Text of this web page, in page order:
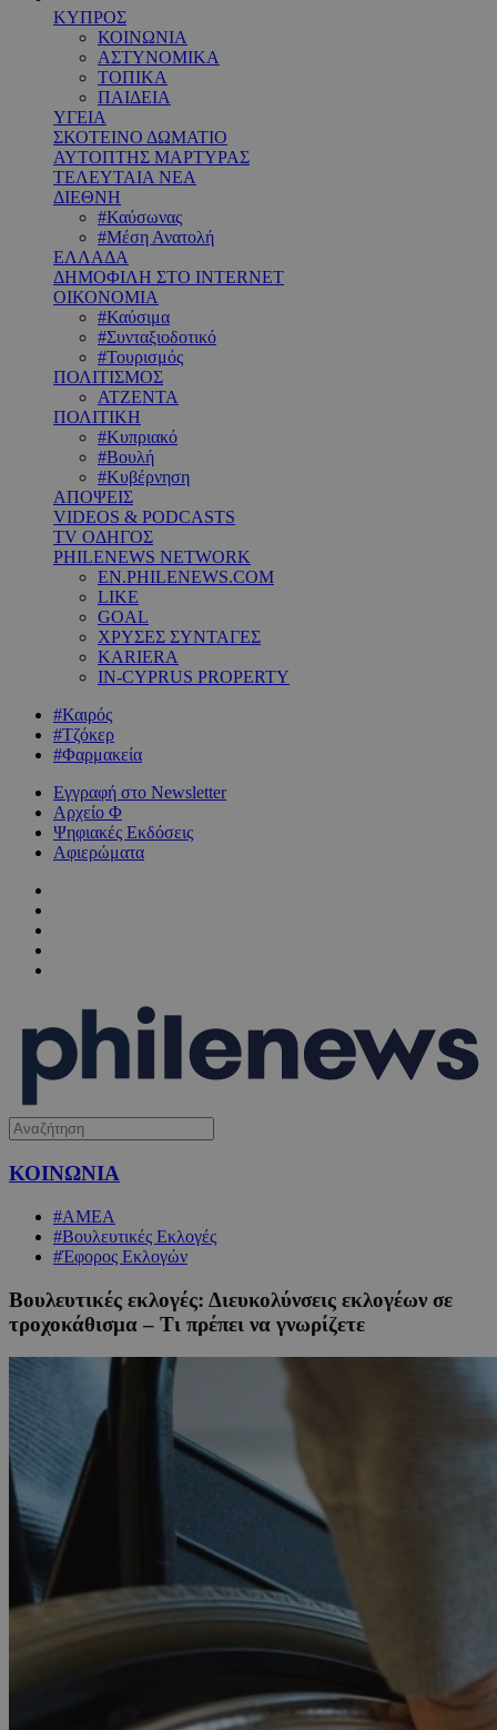
ΚΥΠΡΟΣ
ΚΟΙΝΩΝΙΑ
ΑΣΤΥΝΟΜΙΚΑ
ΤΟΠΙΚΑ
ΠΑΙΔΕΙΑ
ΥΓΕΙΑ
ΣΚΟΤΕΙΝΟ ΔΩΜΑΤΙΟ
ΑΥΤΟΠΤΗΣ ΜΑΡΤΥΡΑΣ
ΤΕΛΕΥΤΑΙΑ ΝΕΑ
ΔΙΕΘΝΗ
#Καύσωνας
#Μέση Ανατολή
ΕΛΛΑΔΑ
ΔΗΜΟΦΙΛΗ ΣΤΟ INTERNET
ΟΙΚΟΝΟΜΙΑ
#Καύσιμα
#Συνταξιοδοτικό
#Τουρισμός
ΠΟΛΙΤΙΣΜΟΣ
ΑΤΖΕΝΤΑ
ΠΟΛΙΤΙΚΗ
#Κυπριακό
#Βουλή
#Κυβέρνηση
ΑΠΟΨΕΙΣ
VIDEOS & PODCASTS
TV ΟΔΗΓΟΣ
PHILENEWS NETWORK
EN.PHILENEWS.COM
LIKE
GOAL
ΧΡΥΣΕΣ ΣΥΝΤΑΓΕΣ
KARIERA
IN-CYPRUS PROPERTY
#Καιρός
#Τζόκερ
#Φαρμακεία
Εγγραφή στο Newsletter
Αρχείο Φ
Ψηφιακές Εκδόσεις
Αφιερώματα
ΚΟΙΝΩΝΙΑ
#ΑΜΕΑ
#Βουλευτικές Εκλογές
#Έφορος Εκλογών
Βουλευτικές εκλογές: Διευκολύνσεις εκλογέων σε
τροχοκάθισμα – Τι πρέπει να γνωρίζετε